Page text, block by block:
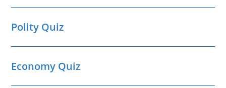
Polity Quiz
Economy Quiz